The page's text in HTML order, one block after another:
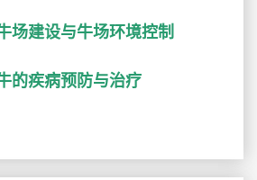
场建设与牛场环境控制
的疾病预防与治疗